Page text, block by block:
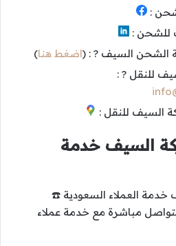
:
للشحن :
الشحن السيف ? : (اضغط هنا)
للنقل ? :
السيف للنقل :
السيف خدمة
خدمة العملاء السعودية ☎️
مباشرة مع خدمة عملاء